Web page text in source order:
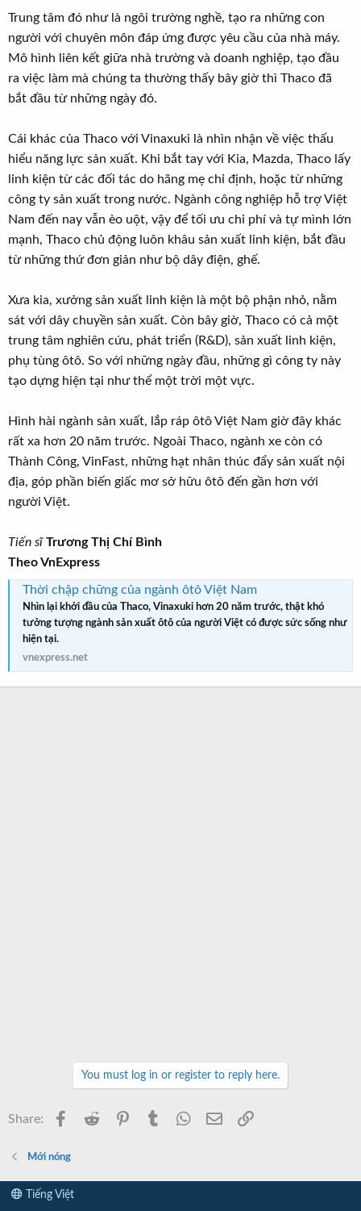
Trung tâm đó như là ngôi trường nghề, tạo ra những con
người với chuyên môn đáp ứng được yêu cầu của nhà máy.
Mô hình liên kết giữa nhà trường và doanh nghiệp, tạo đầu
ra việc làm mà chúng ta thường thấy bây giờ thì Thaco đã
bắt đầu từ những ngày đó.
Cái khác của Thaco với Vinaxuki là nhìn nhận về việc thấu
hiểu năng lực sản xuất. Khi bắt tay với Kia, Mazda, Thaco lấy
linh kiện từ các đối tác do hãng mẹ chỉ định, hoặc từ những
công ty sản xuất trong nước. Ngành công nghiệp hỗ trợ Việt
Nam đến nay vẫn èo uột, vậy để tối ưu chi phí và tự mình lớn
mạnh, Thaco chủ động luôn khâu sản xuất linh kiện, bắt đầu
từ những thứ đơn giản như bộ dây điện, ghế.
Xưa kia, xưởng sản xuất linh kiện là một bộ phận nhỏ, nằm
sát với dây chuyền sản xuất. Còn bây giờ, Thaco có cả một
trung tâm nghiên cứu, phát triển (R&D), sản xuất linh kiện,
phụ tùng ôtô. So với những ngày đầu, những gì công ty này
tạo dựng hiện tại như thể một trời một vực.
Hình hài ngành sản xuất, lắp ráp ôtô Việt Nam giờ đây khác
rất xa hơn 20 năm trước. Ngoài Thaco, ngành xe còn có
Thành Công, VinFast, những hạt nhân thúc đẩy sản xuất nội
địa, góp phần biến giấc mơ sở hữu ôtô đến gần hơn với
người Việt.
Tiến sĩTrương Thị Chí Bình
Theo VnExpress
Thời chập chững của ngành ôtô Việt Nam
Nhìn lại khởi đầu của Thaco, Vinaxuki hơn 20 năm trước, thật khó
tưởng tượng ngành sản xuất ôtô của người Việt có được sức sống như
hiện tại.
vnexpress.net
You must log in or register to reply here.
Share: Facebook
Reddit PinterestTumblr WhatsApp
Email
Mới nóng
Tiếng Việt